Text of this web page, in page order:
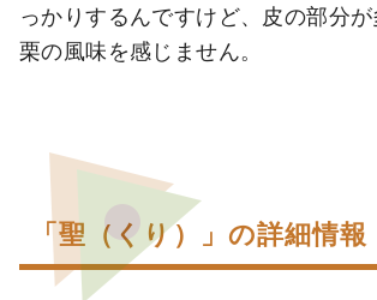
っかりするんですけど、皮の部分が
栗の風味を感じません。
「聖（くり）」の詳細情報